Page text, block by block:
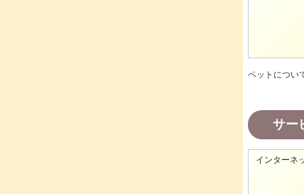
ペットについ
サー
インターネ